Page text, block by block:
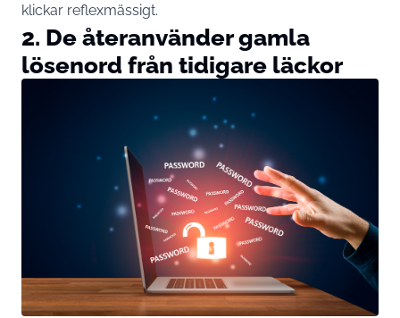
klickar reflexmässigt.
2. De återanvänder gamla
lösenord från tidigare läckor